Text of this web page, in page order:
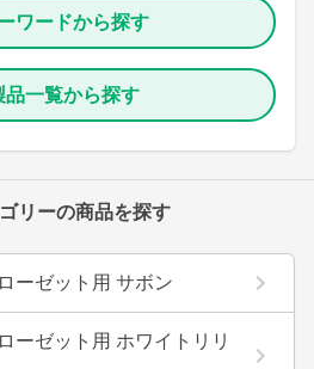
ワードから探す
品一覧から探す
リーの商品を探す
ーゼット用 サボン
ーゼット用 ホワイトリリ